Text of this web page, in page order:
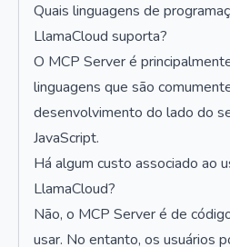
Quais linguagens de
LlamaCloud suporta?
O MCP Server é
linguagens que são
desenvolvimento do lado do
JavaScript.
Há algum custo associado ao
LlamaCloud?
Não, o MCP Server é de
usar. No entanto, os usuários